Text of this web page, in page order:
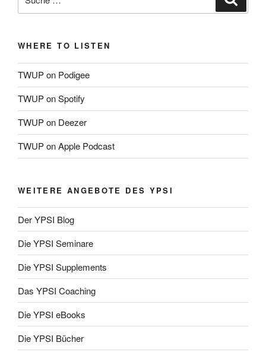
nach:
WHERE TO LISTEN
TWUP on Podigee
TWUP on Spotify
TWUP on Deezer
TWUP on Apple Podcast
WEITERE ANGEBOTE DES YPSI
Der YPSI Blog
Die YPSI Seminare
Die YPSI Supplements
Das YPSI Coaching
Die YPSI eBooks
Die YPSI Bücher